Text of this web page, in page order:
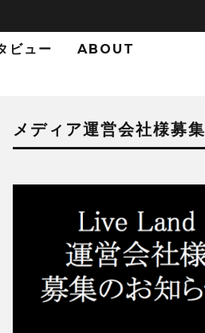
ビュー ABOUT
メディア運営会社様募集